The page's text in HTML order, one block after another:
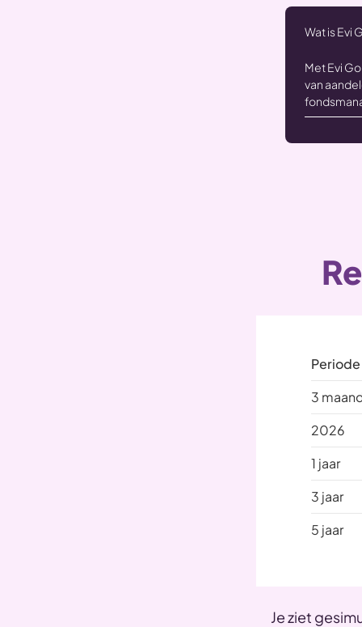
Wat is Evi
Met Evi
van
Periode
3
2026
1 jaar
3 jaar
5 jaar
Je ziet